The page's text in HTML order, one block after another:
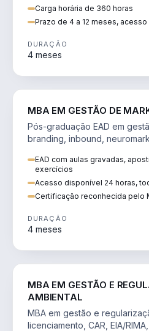
Carga horária de 360 horas
Prazo de 4 a 12 meses,
DURAÇÃO
4 meses
MBA EM GESTÃO DE
Pós-graduação EAD em
branding, inbound,
EAD com aulas gravadas,
exercícios
Acesso disponível 24 horas,
Certificação reconhecida pelo
DURAÇÃO
4 meses
MBA EM GESTÃO E
AMBIENTAL
MBA em gestão e
licenciamento, CAR, EIA/